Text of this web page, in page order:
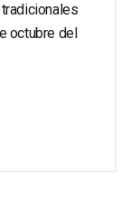
octubre del